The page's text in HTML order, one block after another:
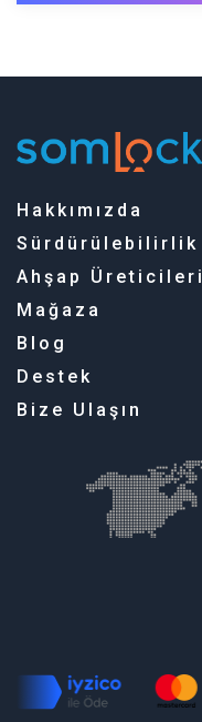
Hakkımızda
Sürdürülebilirlik
Ahşap Üreticileri
Mağaza
Blog
Destek
Bize Ulaşın